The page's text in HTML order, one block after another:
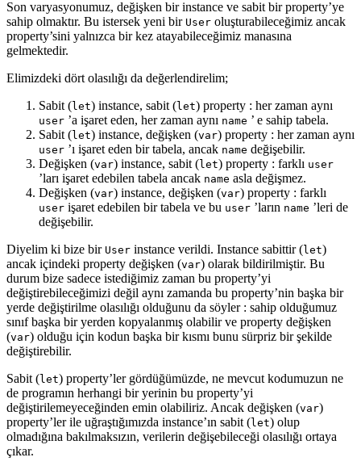
Son varyasyonumuz, değişken bir instance ve sabit bir property’ye
sahip olmaktır. Bu istersek yeni bir User oluşturabileceğimiz ancak
property’sini yalnızca bir kez atayabileceğimiz manasına
gelmektedir.
Elimizdeki dört olasılığı da değerlendirelim;
Sabit (let) instance, sabit (let) property : her zaman aynı
user ’a işaret eden, her zaman aynı name ’ e sahip tabela.
Sabit (let) instance, değişken (var) property : her zaman aynı
user ’ı işaret eden bir tabela, ancak name değişebilir.
Değişken (var) instance, sabit (let) property : farklı user
’ları işaret edebilen tabela ancak name asla değişmez.
Değişken (var) instance, değişken (var) property : farklı
user işaret edebilen bir tabela ve bu user ’ların name ’leri de
değişebilir.
Diyelim ki bize bir User instance verildi. Instance sabittir (let)
ancak içindeki property değişken (var) olarak bildirilmiştir. Bu
durum bize sadece istediğimiz zaman bu property’yi
değiştirebileceğimizi değil aynı zamanda bu property’nin başka bir
yerde değiştirilme olasılığı olduğunu da söyler : sahip olduğumuz
sınıf başka bir yerden kopyalanmış olabilir ve property değişken
(var) olduğu için kodun başka bir kısmı bunu sürpriz bir şekilde
değiştirebilir.
Sabit (let) property’ler gördüğümüzde, ne mevcut kodumuzun ne
de programın herhangi bir yerinin bu property’yi
değiştirilemeyeceğinden emin olabiliriz. Ancak değişken (var)
property’ler ile uğraştığımızda instance’ın sabit (let) olup
olmadığına bakılmaksızın, verilerin değişebileceği olasılığı ortaya
çıkar.